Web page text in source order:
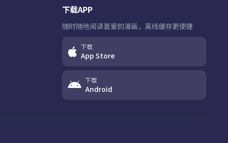
下载APP
随时随地阅读喜爱的漫画，离线缓存更便捷
下载
App Store
下载
Android